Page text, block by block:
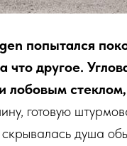
попытался
что другое.
лобовым
готовую
душа